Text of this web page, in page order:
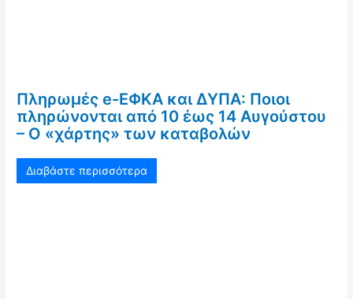
Πληρωμές e-ΕΦΚΑ και ΔΥΠΑ: Ποιοι
πληρώνονται από 10 έως 14 Αυγούστου
– Ο «χάρτης» των καταβολών
Διαβάστε περισσότερα